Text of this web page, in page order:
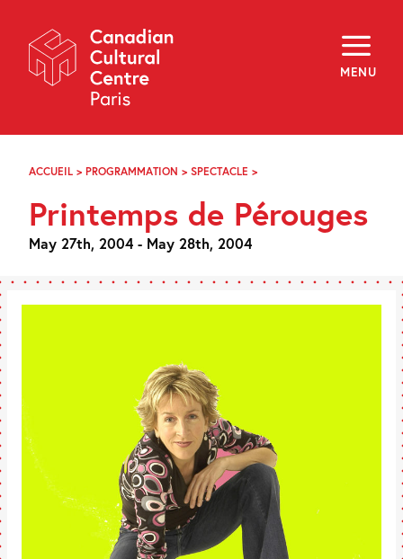
Navigation
MENU
About
Programming
Off-Site
Explore
Archives
f y
FR EN
ACCUEIL > PROGRAMMATION > SPECTACLE >
PÉROUGES
Printemps de Pérouges
May 27th, 2004 - May 28th, 2004